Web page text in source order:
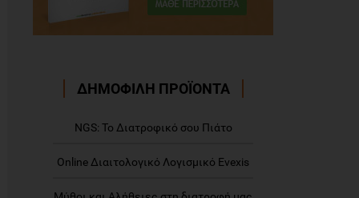
ΔΗΜΟΦΙΛΗ ΠΡΟΪΟΝΤΑ
NGS: Το Διατροφικό σου Πιάτο
Online Διαιτολογικό Λογισμικό Evexis